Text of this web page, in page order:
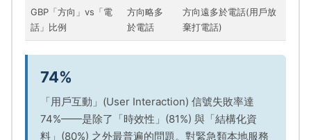
GBP「方向」vs「電
話」比例
方向略多
於電話
方向遠多於電話(用戶放
棄打電話)
74%
「用戶互動」(User Interaction) 信號失敗率達
74%——是除了「時效性」(81%) 與「結構化資
料」(80%) 之外最普遍的問題。對緊急類本地服務